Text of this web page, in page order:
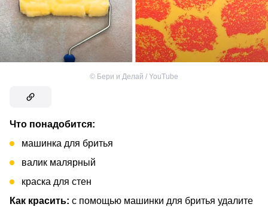
© Бери и Делай / YouTube
Что понадобится:
машинка для бритья
валик малярный
краска для стен
Как красить: с помощью машинки для бритья удалите